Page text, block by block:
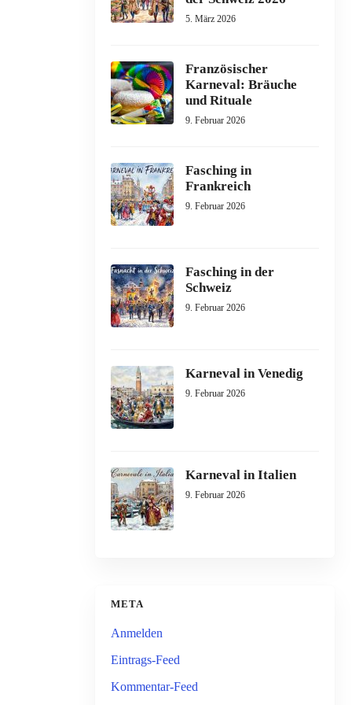
5. März 2026
Französischer
Karneval: Bräuche
und Rituale
9. Februar 2026
Fasching in
Frankreich
9. Februar 2026
Fasching in der
Schweiz
9. Februar 2026
Karneval in Venedig
9. Februar 2026
Karneval in Italien
9. Februar 2026
META
Anmelden
Eintrags-Feed
Kommentar-Feed